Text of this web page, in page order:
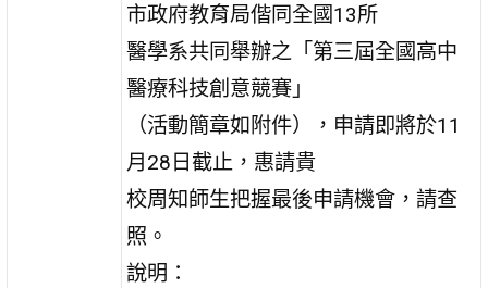
市政府教育局偕同全國13所
醫學系共同舉辦之「第三屆全國高中
醫療科技創意競賽」
（活動簡章如附件），申請即將於11
月28日截止，惠請貴
校周知師生把握最後申請機會，請查
照。
說明：